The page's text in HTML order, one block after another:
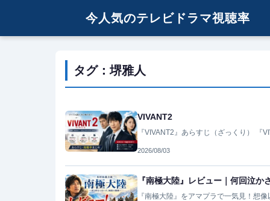
今人気のテレビドラマ視聴率
タグ：堺雅人
VIVANT2
『VIVANT2』あらすじ（ざっくり）
2026/08/03
『南極大陸』レビュー｜何回泣
『南極大陸』をアマプラで一気見！想